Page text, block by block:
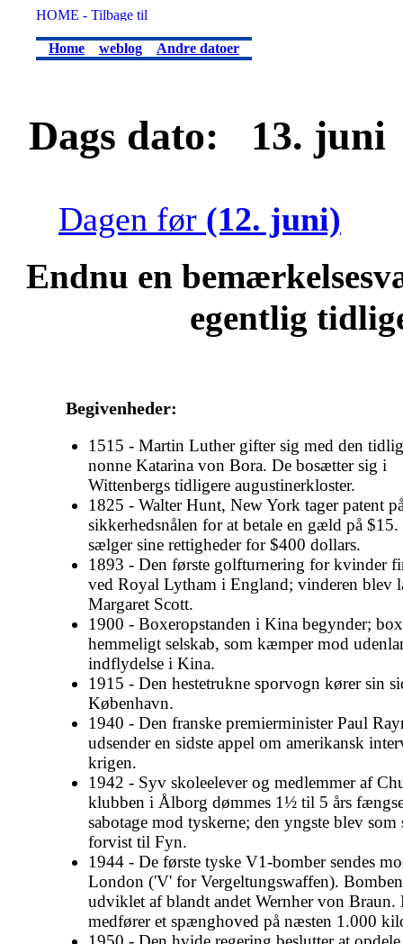
Home weblog Andre datoer
Dags dato: 13. juni
Dagen før (12. juni)
Endnu en
egentlig
Begivenheder:
1515 - Martin Luther gifter sig med den
nonne Katarina von Bora. De bosætter sig i
Wittenbergs tidligere augustinerkloster.
1825 - Walter Hunt, New York tager patent
sikkerhedsnålen for at betale en gæld på $15.
sælger sine rettigheder for $400 dollars.
1893 - Den første golfturnering for kvinder
ved Royal Lytham i England; vinderen blev
Margaret Scott.
1900 - Boxeropstanden i Kina begynder;
hemmeligt selskab, som kæmper mod
indflydelse i Kina.
1915 - Den hestetrukne sporvogn kører sin
København.
1940 - Den franske premierminister Paul
udsender en sidste appel om amerikansk
krigen.
1942 - Syv skoleelever og medlemmer af
klubben i Ålborg dømmes 1½ til 5 års
sabotage mod tyskerne; den yngste blev som
forvist til Fyn.
1944 - De første tyske V1-bomber sendes
London ('V' for Vergeltungswaffen).
udviklet af blandt andet Wernher von Braun.
medfører et spænghoved på næsten 1.000